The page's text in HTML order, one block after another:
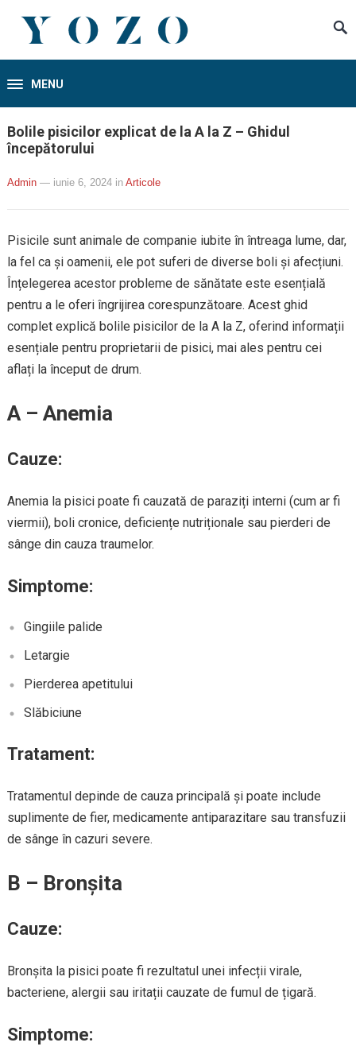
MENU
Bolile pisicilor explicat de la A la Z – Ghidul
începătorului
Admin — iunie 6, 2024 in Articole
Pisicile sunt animale de companie iubite în întreaga lume, dar,
la fel ca și oamenii, ele pot suferi de diverse boli și afecțiuni.
Înțelegerea acestor probleme de sănătate este esențială
pentru a le oferi îngrijirea corespunzătoare. Acest ghid
complet explică bolile pisicilor de la A la Z, oferind informații
esențiale pentru proprietarii de pisici, mai ales pentru cei
aflați la început de drum.
A – Anemia
Cauze:
Anemia la pisici poate fi cauzată de paraziți interni (cum ar fi
viermii), boli cronice, deficiențe nutriționale sau pierderi de
sânge din cauza traumelor.
Simptome:
Gingiile palide
Letargie
Pierderea apetitului
Slăbiciune
Tratament:
Tratamentul depinde de cauza principală și poate include
suplimente de fier, medicamente antiparazitare sau transfuzii
de sânge în cazuri severe.
B – Bronșita
Cauze:
Bronșita la pisici poate fi rezultatul unei infecții virale,
bacteriene, alergii sau iritații cauzate de fumul de țigară.
Simptome: